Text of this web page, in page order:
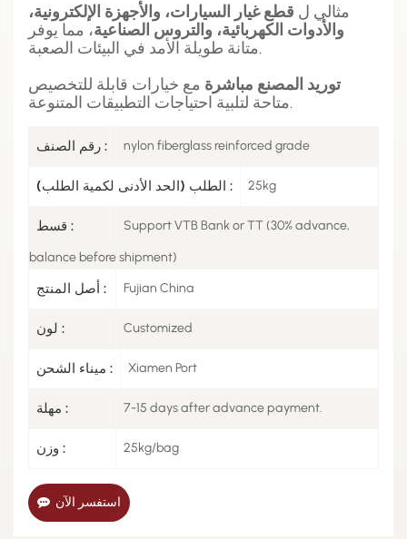
مثالي ل قطع غيار السيارات، والأجهزة الإلكترونية،
والأدوات الكهربائية، والتروس الصناعية، مما يوفر
متانة طويلة الأمد في البيئات الصعبة.
توريد المصنع مباشرة مع خيارات قابلة للتخصيص
متاحة لتلبية احتياجات التطبيقات المتنوعة.
رقم الصنف : nylon fiberglass reinforced grade
الطلب (الحد الأدنى لكمية الطلب) : 25kg
قسط : Support VTB Bank or TT (30% advance,
balance before shipment)
أصل المنتج : Fujian China
لون : Customized
ميناء الشحن : Xiamen Port
مهلة : 7-15 days after advance payment.
وزن : 25kg/bag
استفسر الآن